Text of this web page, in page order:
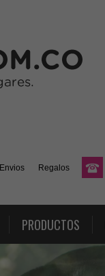
Envios Regalos
PRODUCTOS